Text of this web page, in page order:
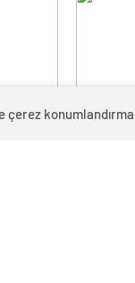
çerez